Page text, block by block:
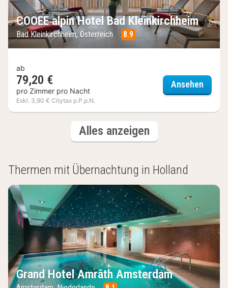
COOEE alpin Hotel Bad Kleinkirchheim
Bad Kleinkirchheim, Österreich 8.9
ab
79,20 €
pro Zimmer pro Nacht
Exkl. 3,90 € Citytax p.P.p.N.
Ansehen
Alles anzeigenHotels
Thermen mit Übernachtung in Holland
Grand Hotel Amrâth Amsterdam